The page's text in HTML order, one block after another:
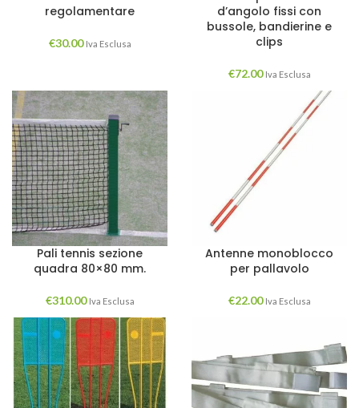
regolamentare
€30.00 Iva Esclusa
d’angolo fissi con
bussole, bandierine e
clips
€72.00 Iva Esclusa
Pali tennis sezione
quadra 80×80 mm.
€310.00 Iva Esclusa
Antenne monoblocco
per pallavolo
€22.00 Iva Esclusa